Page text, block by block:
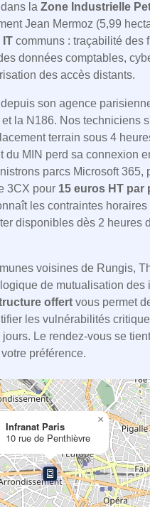
la Zone Industrielle
Jean Mermoz (5,99
IT communs : traçabilité des
données comptables,
des accès distants.
son agence
la N186. Nos techniciens
terrain sous 4
MIN perd sa connexion
parcs Microsoft 365,
3CX pour 15 euros HT par
les contraintes
disponibles dès 2 heures
voisines de Rungis,
de mutualisation des
offert vous permet
les vulnérabilités
Le rendez-vous se
préférence.
Infranat Paris
10 rue de Penthièvre
×